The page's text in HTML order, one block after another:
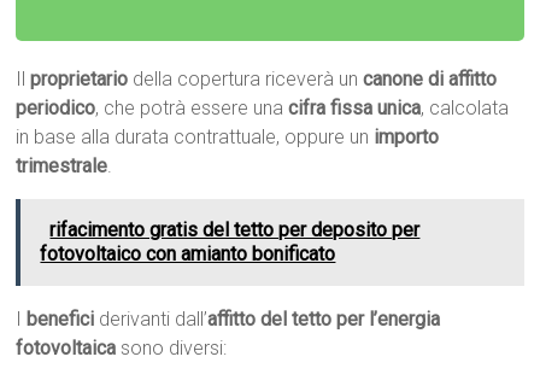
Ilproprietario della copertura riceverà uncanone di affitto
periodico, che potrà essere unacifra fissa unica, calcolata
in base alla durata contrattuale, oppure un importo
trimestrale.
rifacimento gratis del tetto per deposito per
fotovoltaico con amianto bonificato
benefici derivanti dall’affitto del tetto per l’energia
fotovoltaica sono diversi: